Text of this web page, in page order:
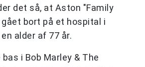
det så, at Aston "Family
bort på et hospital i
alder af 77 år.
i Bob Marley & The